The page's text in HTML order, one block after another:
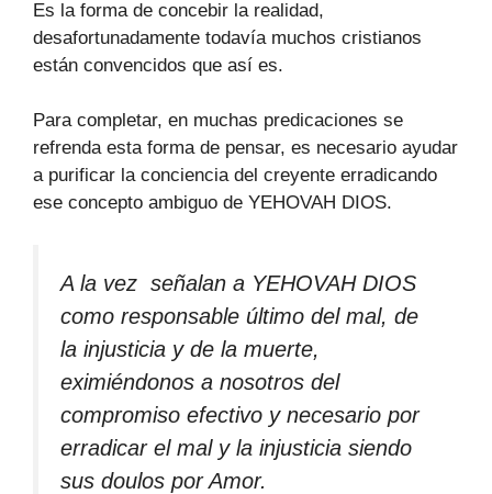
Es la forma de concebir la realidad,
desafortunadamente todavía muchos cristianos
están convencidos que así es.
Para completar, en muchas predicaciones se
refrenda esta forma de pensar, es necesario ayudar
a purificar la conciencia del creyente erradicando
ese concepto ambiguo de YEHOVAH DIOS.
A la vez señalan a YEHOVAH DIOS
como responsable último del mal, de
la injusticia y de la muerte,
eximiéndonos a nosotros del
compromiso efectivo y necesario por
erradicar el mal y la injusticia siendo
sus doulos por Amor.